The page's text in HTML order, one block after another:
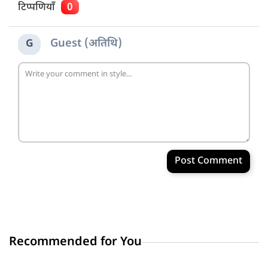
टिप्पणियाँ 0
G Guest (अतिथि)
Post Comment
Recommended for You